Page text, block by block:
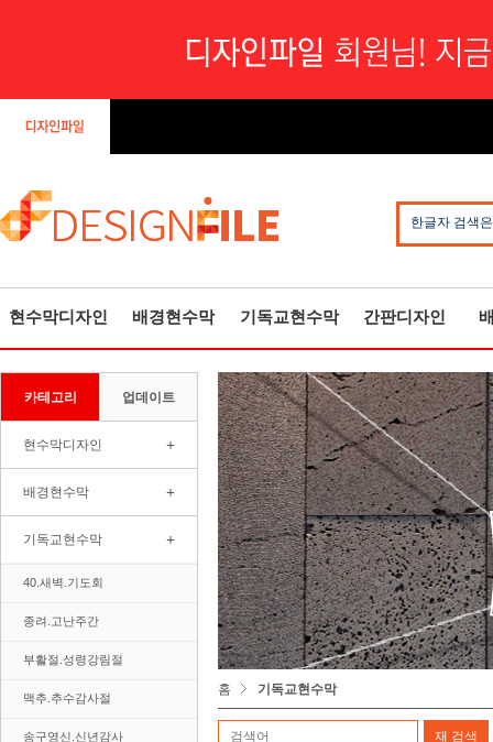
한글자 검색
현수막디자인 배경현수막 기독교현수막 간판디자인
카테고리 업데이트
현수막디자인 +
배경현수막 +
기독교현수막 +
40.새벽.기도회
종려.고난주간
부활절.성령강림절
맥추.추수감사절
송구영신.신년감사
홈 기독교현수막